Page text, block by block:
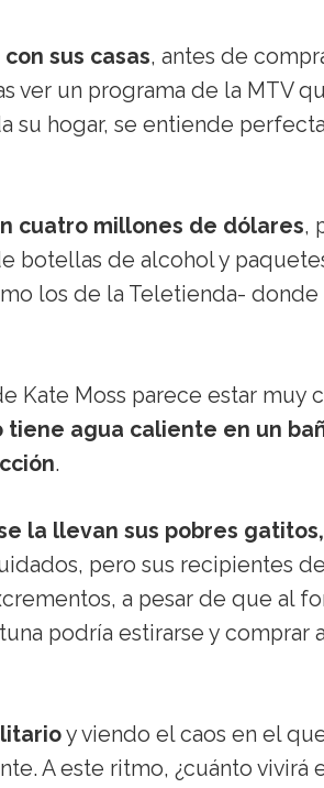
sus casas, antes de
ver un programa de la MTV
su hogar, se entiende
cuatro millones de dólares,
botellas de alcohol y
los de la Teletienda- donde
Kate Moss parece estar muy
tiene agua caliente en un
.
la llevan sus pobres
pero sus recipientes
a pesar de que al
podría estirarse y comprar
y viendo el caos en el
A este ritmo, ¿cuánto vivirá